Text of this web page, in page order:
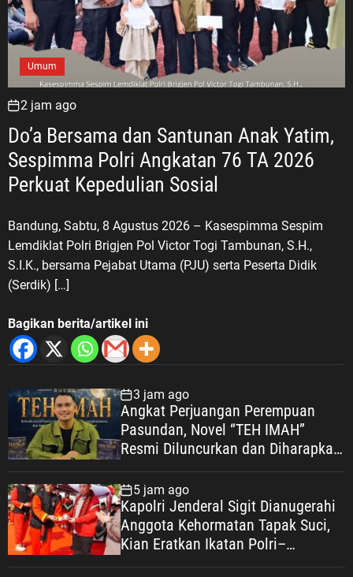
Umum
2 jam ago
Do’a Bersama dan Santunan Anak Yatim,
Sespimma Polri Angkatan 76 TA 2026
Perkuat Kepedulian Sosial
Bandung, Sabtu, 8 Agustus 2026 – Kasespimma Sespim
Lemdiklat Polri Brigjen Pol Victor Togi Tambunan, S.H.,
S.I.K., bersama Pejabat Utama (PJU) serta Peserta Didik
(Serdik) […]
Bagikan berita/artikel ini
3 jam ago
Angkat Perjuangan Perempuan
Pasundan, Novel “TEH IMAH”
Resmi Diluncurkan dan Diharapkan
5 jam ago
Kapolri Jenderal Sigit Dianugerahi
Anggota Kehormatan Tapak Suci,
Kian Eratkan Ikatan Polri–